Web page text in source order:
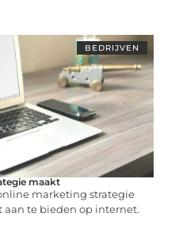
BEDRIJVEN
maakt
marketing strategie
te bieden op internet.